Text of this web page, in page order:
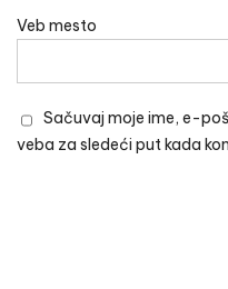
Veb mesto
Sačuvaj moje ime, e-
veba za sledeći put kada